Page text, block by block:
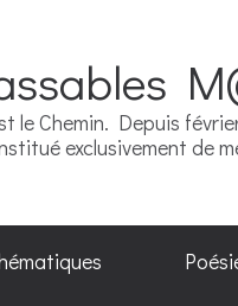
le Chemin. Depuis
exclusivement de